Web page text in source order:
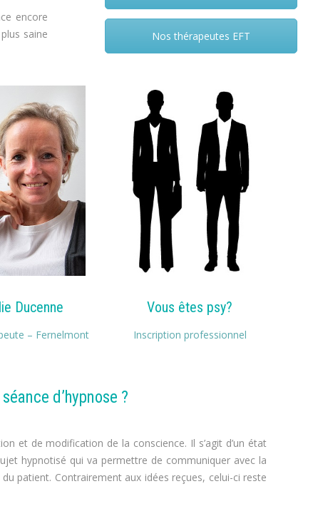
encore
saine
Nos thérapeutes EFT
Ducenne
– Fernelmont
Vous êtes psy?
Inscription professionnel
d’hypnose ?
et de modification de la conscience. Il s’agit d’un état
hypnotisé qui va permettre de communiquer avec la
patient. Contrairement aux idées reçues, celui-ci reste